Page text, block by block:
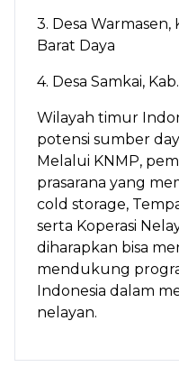
3. Desa Warmasen,
Barat Daya
4. Desa Samkai,
Wilayah timur
potensi sumber
Melalui KNMP,
prasarana yang
cold storage,
serta Koperasi
diharapkan bisa
mendukung
Indonesia dalam
nelayan.